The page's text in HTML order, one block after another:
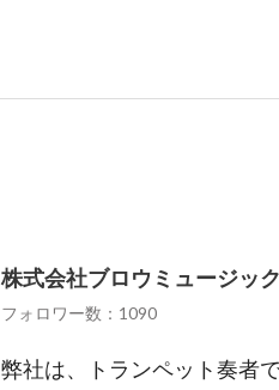
株式会社ブロウミュージッ
フォロワー数：1090
弊社は、トランペット奏者